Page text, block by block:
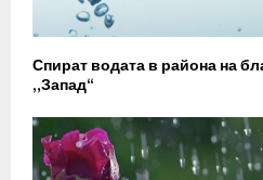
Спират водата в района на
„Запад“